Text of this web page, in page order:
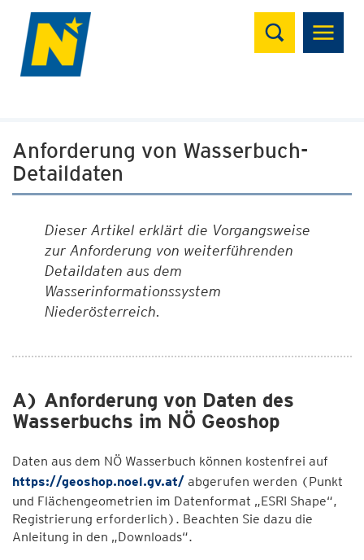
Suchen
Anforderung von Wasserbuch-
Detaildaten
Dieser Artikel erklärt die Vorgangsweise
zur Anforderung von weiterführenden
Detaildaten aus dem
Wasserinformationssystem
Niederösterreich.
A) Anforderung von Daten des
Wasserbuchs im NÖ Geoshop
Daten aus dem NÖ Wasserbuch können kostenfrei auf
https://geoshop.noel.gv.at/ abgerufen werden (Punkt
und Flächengeometrien im Datenformat „ESRI Shape“,
Registrierung erforderlich). Beachten Sie dazu die
Anleitung in den „Downloads“.